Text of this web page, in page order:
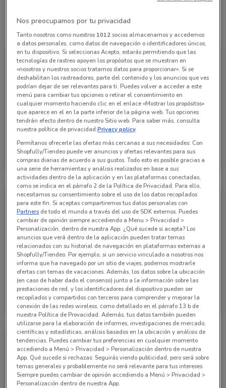
Todas las ofertas de esta tienda
Grupo Financiero Inbursa
Caduca el 15/10 10 km
Grupo Financiero Inbursa
10 km
Nos preocupamos por tu privacidad
Tanto nosotros como nuestros 1012socios almacenamos y accedemos
a datos personales, como datos de navegación o identificadores únicos,
en tu dispositivo. Si seleccionas Acepto, estarás permitiendo que las
tecnologías de rastreo apoyen los propósitos que se muestran en
«nosotros y nuestros socios tratamos datos para proporcionar». Si se
deshabilitan los rastreadores, parte del contenido y los anuncios que ves
podrían dejar de ser relevantes para ti. Puedes volver a acceder a este
menú para cambiar tus opciones o retirar el consentimiento en
cualquier momento haciendo clic en el enlace «Mostrar los propósitos»
que aparece en el en la parte inferior de la página web. Tus opciones
tendrán efecto dentro de nuestro Sitio web. Para saber más, consulta
nuestra política de privacidad.Privacy policy
Permítanos ofrecerle las ofertas más cercanas a sus necesidades: Con
Shopfully/Tiendeo puede ver anuncios y ofertas relevantes para sus
compras diarias de acuerdo a sus gustos. Todo esto es posible gracias a
una serie de herramientas y análisis realizados en base a sus
actividades dentro de la aplicación y en las plataformas conectadas,
como se indica en el párrafo 2 de la Política de Privacidad. Para ello,
necesitamos su consentimiento sobre el uso de los datos recopilados
para este fin. Si aceptas compartiremos tus datos personales con
Partners de todo el mundo a través del uso de SDK externos. Puedes
cambiar de opinión siempre accediendo a Menu > Privacidad >
Personalización, dentro de nuestra App. ¿Qué sucede si acepta? Los
anuncios que verá dentro de la aplicación pueden tratar temas
relacionados con su historial de navegación en plataformas externas a
Shopfully/Tiendeo. Por ejemplo, si un servicio vinculado a nosotros nos
informa que ha navegado por un sitio de viajes, podemos mostrarle
ofertas con temas de vacaciones. Además, los datos sobre la ubicación
(en caso de haber dado el consenso) junto a la información sobre las
prestaciones de red, y los identificadores del dispositivo pueden ser
recopilados y compartidos con terceros para comprender y mejorar la
conexión de las redes wireless, como detallado en el párrafo 13.b de
nuestra Política de Provacidad. Además, tus datos también pueden
utilizarse para la elaboración de informes, investigaciones de mercado,
científicas y estadísticas, análisis basados en la ubicación y análisis de
tendencias. Puedes cambiar tus preferencias en cualquier momento
accediendo a Menú > Privacidad > Personalización dentro de nuestra
App. Qué sucede si rechazas: Seguirás viendo publicidad, pero será sobre
temas generales y probablemente no será relevante para tus intereses.
Siempre puedes cambiar de opinión accediendo a Menú > Privacidad >
Personalización dentro de nuestra App.